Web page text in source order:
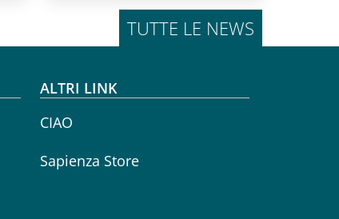
TUTTE LE NEWS
ALTRI LINK
CIAO
Sapienza Store